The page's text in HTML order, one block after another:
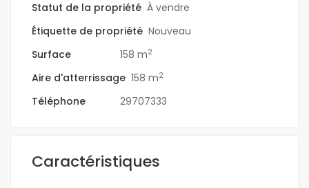
Statut de la propriété À vendre
Étiquette de propriété Nouveau
Surface
158 m2
Aire d'atterrissage 158 m2
Téléphone 29707333
Caractéristiques